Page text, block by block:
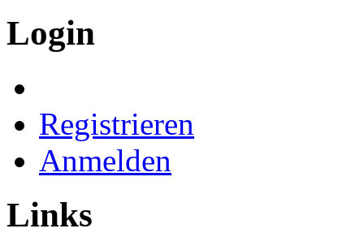
Login
Registrieren
Anmelden
Links